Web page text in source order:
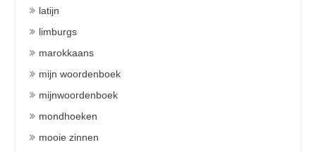
latijn
limburgs
marokkaans
mijn woordenboek
mijnwoordenboek
mondhoeken
mooie zinnen